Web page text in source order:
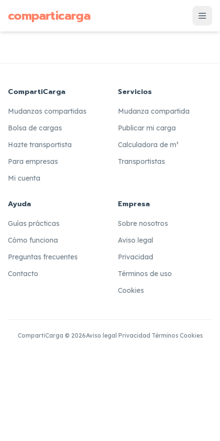
comparticarga
CompartiCarga
Mudanzas compartidas
Bolsa de cargas
Hazte transportista
Para empresas
Mi cuenta
Servicios
Mudanza compartida
Publicar mi carga
Calculadora de m³
Transportistas
Ayuda
Guías prácticas
Cómo funciona
Preguntas frecuentes
Contacto
Empresa
Sobre nosotros
Aviso legal
Privacidad
Términos de uso
Cookies
CompartiCarga © 2026Aviso legal ·Privacidad ·Términos·Cookies